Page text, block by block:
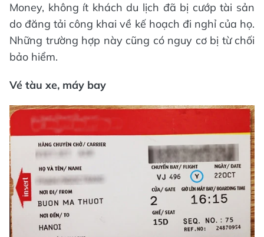
Money, không ít khách du lịch đã bị cướp tài sản
do đăng tải công khai về kế hoạch đi nghỉ của họ.
Những trường hợp này cũng có nguy cơ bị từ chối
bảo hiểm.
Vé tàu xe, máy bay